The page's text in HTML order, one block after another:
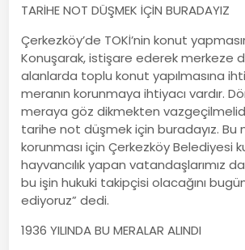
TARİHE NOT DÜŞMEK İÇİN BURADAYIZ
Çerkezköy’de TOKİ’nin konut
Konuşarak, istişare ederek merkeze
alanlarda toplu konut yapılmasına
meranın korunmaya ihtiyacı vardır.
meraya göz dikmekten
tarihe not düşmek için buradayız. Bu
korunması için Çerkezköy Belediyesi
hayvancılık yapan vatandaşlarımız
bu işin hukuki takipçisi olacağını
ediyoruz” dedi.
1936 YILINDA BU MERALAR ALINDI